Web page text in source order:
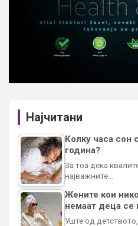
Најчитани
Колку часа сон
година?
За тоа дека
најважните…
Жените кои
немаат деца се
Уште од